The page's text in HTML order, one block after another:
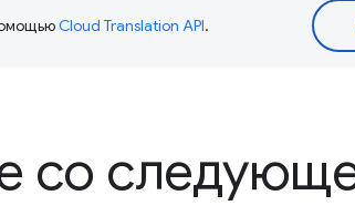
Cloud Translation API.
со